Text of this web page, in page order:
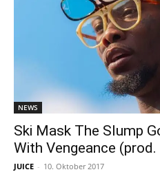
NEWS
Ski Mask The Slump
With Vengeance
JUICE - 10. Oktober 2017